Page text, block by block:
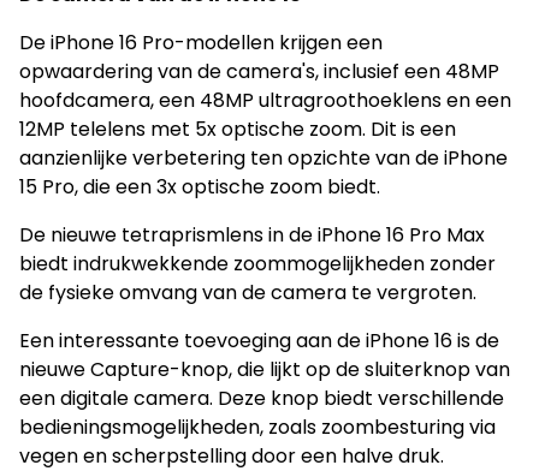
De iPhone 16 Pro-modellen krijgen een
opwaardering van de camera's, inclusief een 48MP
hoofdcamera, een 48MP ultragroothoeklens en een
12MP telelens met 5x optische zoom. Dit is een
aanzienlijke verbetering ten opzichte van de iPhone
15 Pro, die een 3x optische zoom biedt.
De nieuwe tetraprismlens in de iPhone 16 Pro Max
biedt indrukwekkende zoommogelijkheden zonder
de fysieke omvang van de camera te vergroten.
Een interessante toevoeging aan de iPhone 16 is de
nieuwe Capture-knop, die lijkt op de sluiterknop van
een digitale camera. Deze knop biedt verschillende
bedieningsmogelijkheden, zoals zoombesturing via
vegen en scherpstelling door een halve druk.